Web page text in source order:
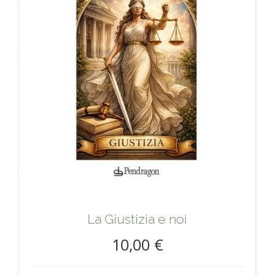
La Giustizia e noi
10,00 €